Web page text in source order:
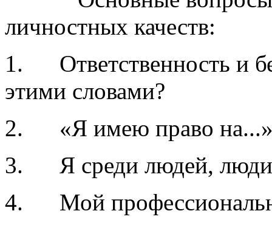
личностных качеств:
1. Ответственность и
этими словами?
2. «Я имею право на...» -
3. Я среди людей, люди
4. Мой